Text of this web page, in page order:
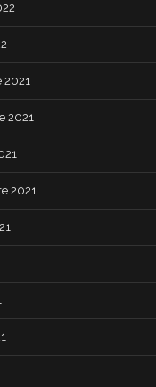
2021
2021
2021